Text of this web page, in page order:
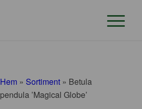
Hem » Sortiment » Betula
pendula ’Magical Globe’